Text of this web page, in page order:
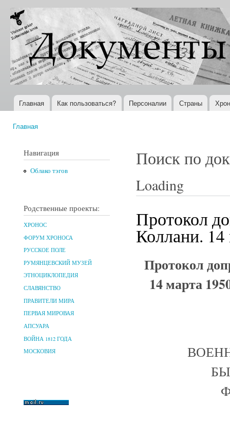
Документы
XX века
Всемирная
история в
Интернете
Главное меню
Главная Как пользоваться? Персоналии Страны
Главная
Навигация
Облако тэгов
Родственные проекты:
ХРОНОС
ФОРУМ ХРОНОСА
РУССКОЕ ПОЛЕ
РУМЯНЦЕВСКИЙ МУЗЕЙ
ЭТНОЦИКЛОПЕДИЯ
СЛАВЯНСТВО
ПРАВИТЕЛИ МИРА
ПЕРВАЯ МИРОВАЯ
АПСУАРА
ВОЙНА 1812 ГОДА
МОСКОВИЯ
Поиск по
Loading
Протокол
Коллани. 14
Протокол
14 марта